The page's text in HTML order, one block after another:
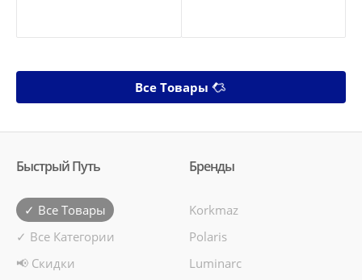
Все Товары
Быстрый Путь
✓ Все Товары
✓ Все Категории
📢 Скидки
Бренды
Korkmaz
Polaris
Luminarc